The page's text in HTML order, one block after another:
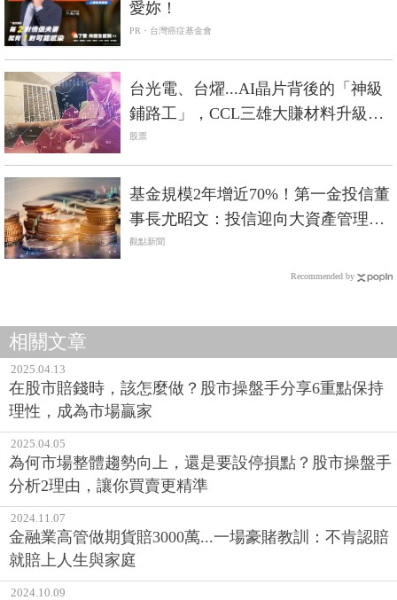
愛妳！
PR・台灣癌症基金會
台光電、台燿...AI晶片背後的「神級
鋪路工」，CCL三雄大賺材料升級趨
勢財
股票
基金規模2年增近70%！第一金投信董
事長尤昭文：投信迎向大資產管理時
代
觀點新聞
Recommended by
相關文章
2025.04.13
在股市賠錢時，該怎麼做？股市操盤手分享6重點保持
理性，成為市場贏家
2025.04.05
為何市場整體趨勢向上，還是要設停損點？股市操盤手
分析2理由，讓你買賣更精準
2024.11.07
金融業高管做期貨賠3000萬...一場豪賭教訓：不肯認賠
就賠上人生與家庭
2024.10.09